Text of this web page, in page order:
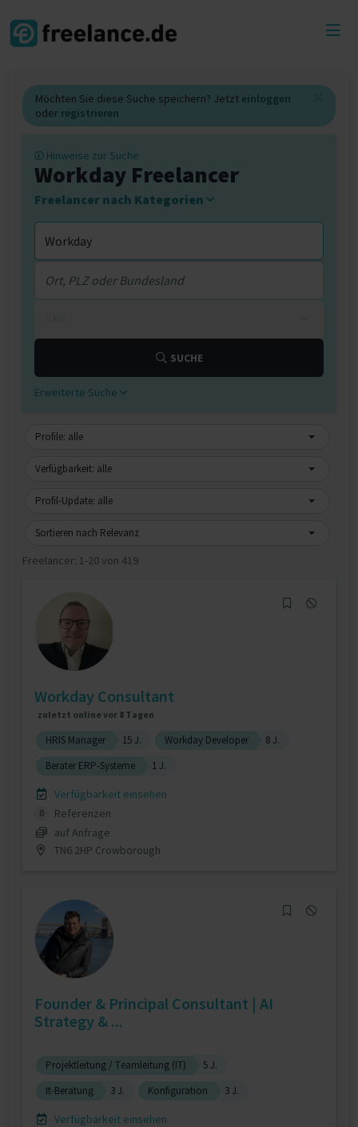
Möchten Sie diese Suche speichern? Jetzt einloggen
oder registrieren
Hinweise zur Suche
Workday Freelancer
Freelancer nach Kategorien
SUCHE
Erweiterte Suche
Profile: alle
Verfügbarkeit: alle
Profil-Update: alle
Sortieren nach Relevanz
Freelancer: 1-20 von 419
Workday Consultant
zuletzt online vor 8 Tagen
HRIS Manager 15 J. Workday Developer
8 J.
Berater ERP-Systeme
1 J.
Verfügbarkeit einsehen
0
Referenzen
auf Anfrage
TN6 2HP Crowborough
Founder & Principal Consultant | AI
Strategy & ...
Projektleitung / Teamleitung (IT)
5 J.
It-Beratung
3 J. Konfiguration 3 J.
Verfügbarkeit einsehen